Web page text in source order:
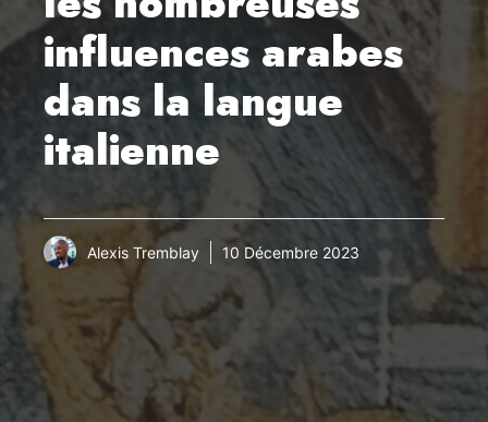
influences arabes
dans la langue
italienne
Alexis Tremblay 10 Décembre 2023